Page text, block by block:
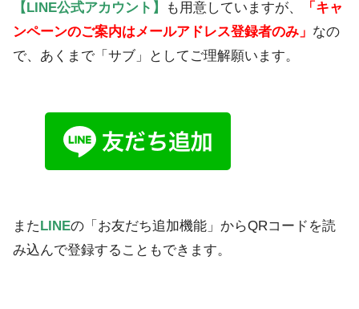
【LINE公式アカウント】 も用意していますが、
「キャ
ンペーンのご案内はメールアドレス登録者のみ」 なの
で、あくまで「サブ」としてご理解願います。
また LINEの「お友だち追加機能」からQRコードを読
み込んで登録することもできます。